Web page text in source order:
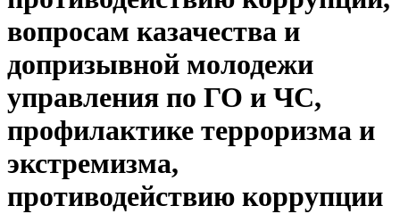
вопросам казачества и
допризывной молодежи
управления по ГО и ЧС,
профилактике терроризма и
экстремизма,
противодействию коррупции